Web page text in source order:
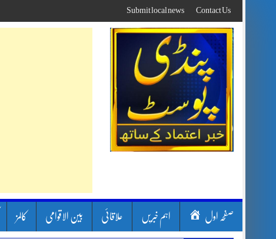
to
content
Contact Us
Submit local news
صفحہ اول اہم خبریں علاقائی بین الاقوامی کالمز